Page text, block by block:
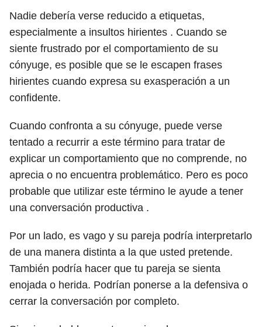
Nadie debería verse reducido a etiquetas,
especialmente a insultos hirientes . Cuando se
siente frustrado por el comportamiento de su
cónyuge, es posible que se le escapen frases
hirientes cuando expresa su exasperación a un
confidente.
Cuando confronta a su cónyuge, puede verse
tentado a recurrir a este término para tratar de
explicar un comportamiento que no comprende, no
aprecia o no encuentra problemático. Pero es poco
probable que utilizar este término le ayude a tener
una conversación productiva .
Por un lado, es vago y su pareja podría interpretarlo
de una manera distinta a la que usted pretende.
También podría hacer que tu pareja se sienta
enojada o herida. Podrían ponerse a la defensiva o
cerrar la conversación por completo.